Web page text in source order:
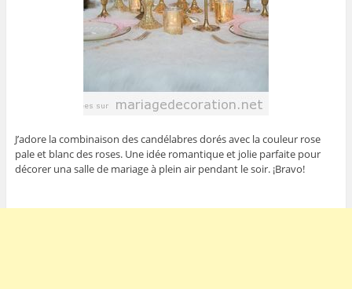
J’adore la combinaison des candélabres dorés avec la couleur rose
pale et blanc des roses. Une idée romantique et jolie parfaite pour
décorer una salle de mariage à plein air pendant le soir. ¡Bravo!